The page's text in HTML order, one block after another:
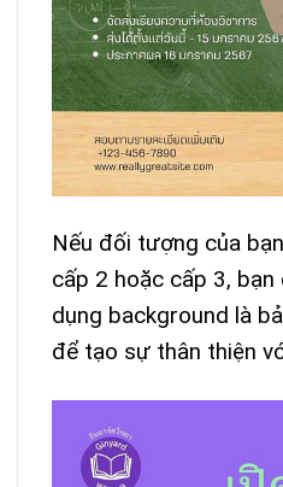
Nếu đối tượng của
cấp 2 hoặc cấp 3,
dụng background là
để tạo sự thân thiện